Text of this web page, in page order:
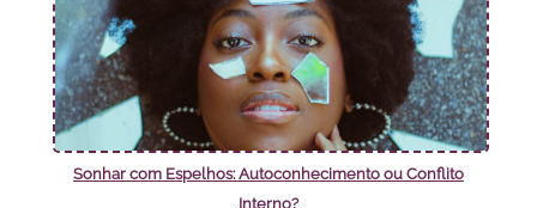
Sonhar com Espelhos: Autoconhecimento ou Conflito
Interno?